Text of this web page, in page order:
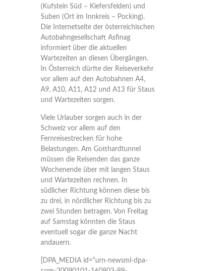
(Kufstein Süd – Kiefersfelden) und
Suben (Ort im Innkreis – Pocking).
Die Internetseite der österreichischen
Autobahngesellschaft Asfinag
informiert über die aktuellen
Wartezeiten an diesen Übergängen.
In Österreich dürfte der Reiseverkehr
vor allem auf den Autobahnen A4,
A9, A10, A11, A12 und A13 für Staus
und Wartezeiten sorgen.
Viele Urlauber sorgen auch in der
Schweiz vor allem auf den
Fernreisestrecken für hohe
Belastungen. Am Gotthardtunnel
müssen die Reisenden das ganze
Wochenende über mit langen Staus
und Wartezeiten rechnen. In
südlicher Richtung können diese bis
zu drei, in nördlicher Richtung bis zu
zwei Stunden betragen. Von Freitag
auf Samstag könnten die Staus
eventuell sogar die ganze Nacht
andauern.
[DPA_MEDIA id=“urn-newsml-dpa-